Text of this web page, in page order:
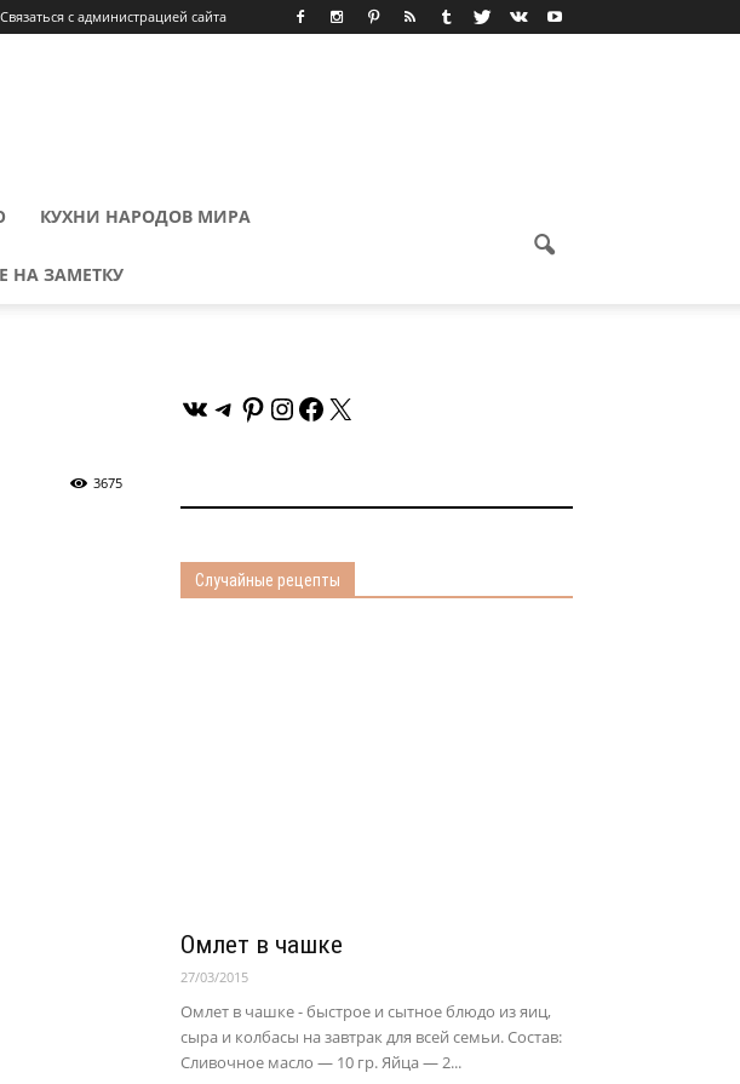
Связаться с администрацией сайта
КУХНИ НАРОДОВ МИРА
НА ЗАМЕТКУ
3675
ВКонтакте
Telegram
Pinterest
Instagram
Facebook
X
Случайные рецепты
Омлет в чашке
27/03/2015
Омлет в чашке - быстрое и сытное блюдо из яиц,
сыра и колбасы на завтрак для всей семьи. Состав:
Сливочное масло — 10 гр. Яйца — 2...